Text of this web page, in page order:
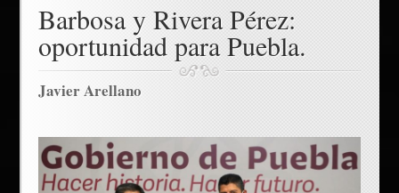
Barbosa y Rivera Pérez:
oportunidad para Puebla.
Javier Arellano